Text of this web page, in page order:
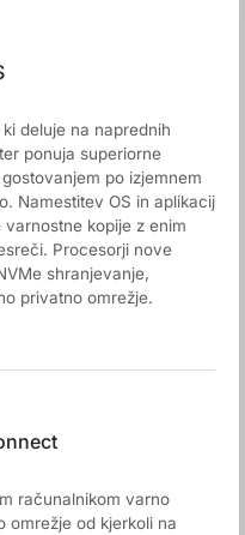
deluje na naprednih
ponuja superiorne
po izjemnem
Namestitev OS in aplikacij
kopije z enim
Procesorji nove
shranjevanje,
privatno omrežje.
računalnikom varno
omrežje od kjerkoli na